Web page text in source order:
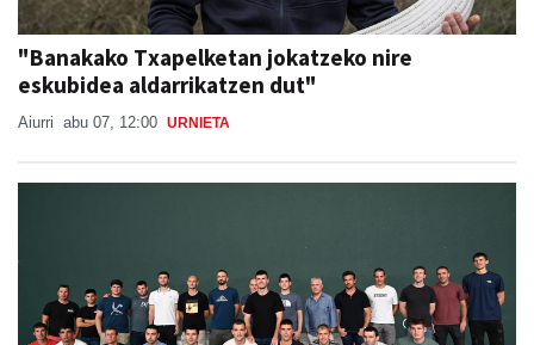
"Banakako Txapelketan jokatzeko nire
eskubidea aldarrikatzen dut"
Aiurri abu 07, 12:00 URNIETA